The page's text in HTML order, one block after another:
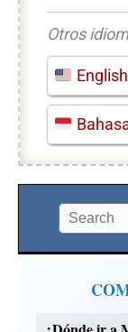
Otros
English